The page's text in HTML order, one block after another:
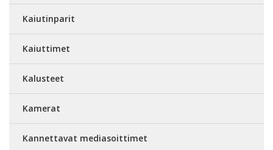
Kaiutinparit
Kaiuttimet
Kalusteet
Kamerat
Kannettavat mediasoittimet